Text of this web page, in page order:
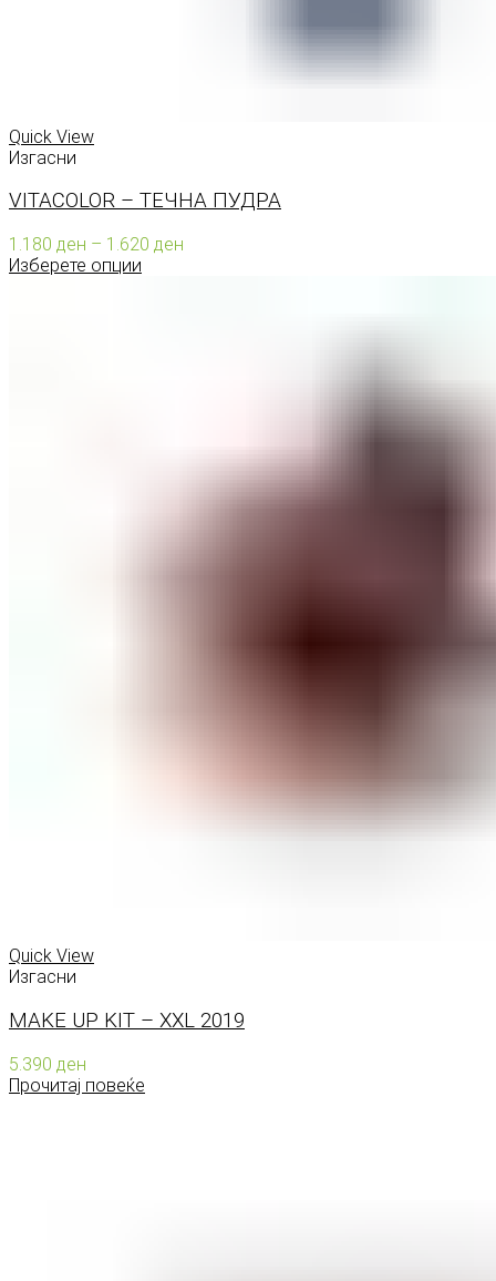
Quick View
Изгасни
VITACOLOR – ТЕЧНА ПУДРА
1.180 ден – 1.620 ден
Изберете опции
Quick View
Изгасни
MAKE UP KIT – XXL 2019
5.390 ден
Прочитај повеќе